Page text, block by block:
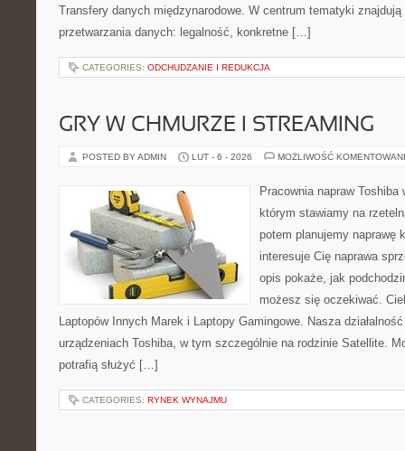
Transfery danych międzynarodowe. W centrum tematyki znajdują
przetwarzania danych: legalność, konkretne […]
CATEGORIES: ODCHUDZANIE I REDUKCJA
GRY W CHMURZE I STREAMING
POSTED BY ADMIN LUT - 6 - 2026 MOŻLIWOŚĆ
Pracownia napraw
którym stawiamy na
potem planujemy naprawę
interesuje Cię naprawa
opis pokaże, jak
możesz się oczekiwać.
Laptopów Innych Marek i Laptopy Gamingowe. Nasza
urządzeniach Toshiba, w tym szczególnie na rodzinie Satellite.
potrafią służyć […]
CATEGORIES: RYNEK WYNAJMU